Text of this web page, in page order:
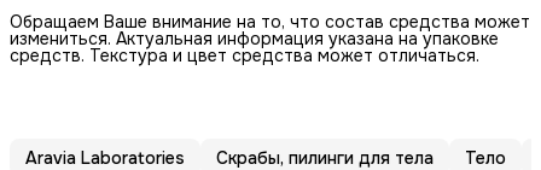
Обращаем Ваше внимание на то, что состав средства может
измениться. Актуальная информация указана на упаковке
средств. Текстура и цвет средства может отличаться.
Aravia Laboratories Скрабы, пилинги для тела Тело